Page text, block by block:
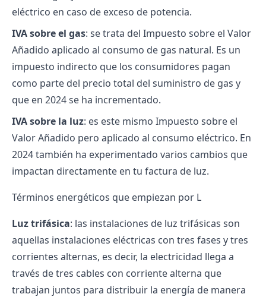
eléctrico en caso de exceso de potencia.
IVA sobre el gas: se trata del Impuesto sobre el Valor
Añadido aplicado al consumo de gas natural. Es un
impuesto indirecto que los consumidores pagan
como parte del precio total del suministro de gas y
que en 2024 se ha incrementado.
IVA sobre la luz: es este mismo Impuesto sobre el
Valor Añadido pero aplicado al consumo eléctrico. En
2024 también ha experimentado varios cambios que
impactan directamente en tu factura de luz.
Términos energéticos que empiezan por L
Luz trifásica: las instalaciones de luz trifásicas son
aquellas instalaciones eléctricas con tres fases y tres
corrientes alternas, es decir, la electricidad llega a
través de tres cables con corriente alterna que
trabajan juntos para distribuir la energía de manera